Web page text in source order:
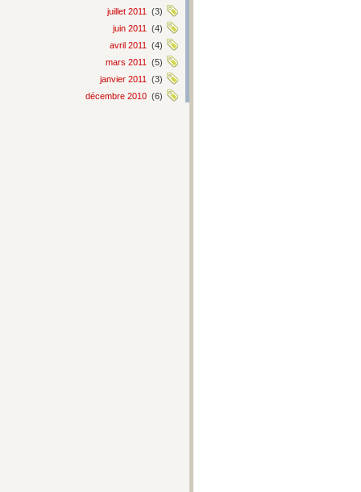
juillet 2011
(3)
juin 2011
(4)
avril 2011
(4)
mars 2011
(5)
janvier 2011
(3)
décembre 2010 (6)